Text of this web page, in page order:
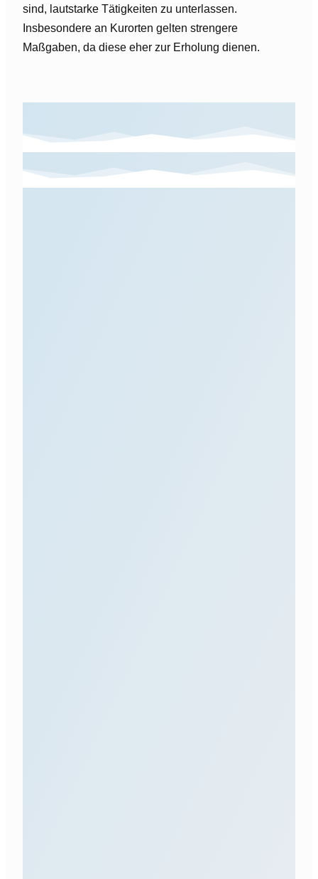
sind, lautstarke Tätigkeiten zu unterlassen.
Insbesondere an Kurorten gelten strengere
Maßgaben, da diese eher zur Erholung dienen.